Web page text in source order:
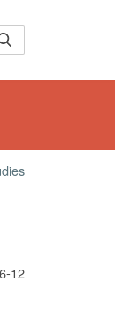
12